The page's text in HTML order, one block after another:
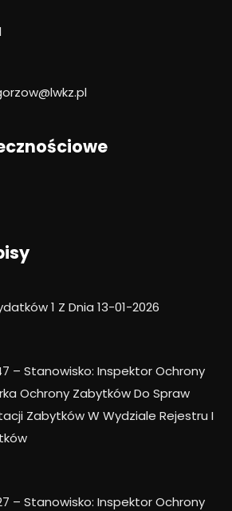
1 Z Dnia 13-01-2026
– Stanowisko: Inspektor Ochrony
Ochrony Zabytków Do Spraw
Zabytków W Wydziale Rejestru I
– Stanowisko: Inspektor Ochrony